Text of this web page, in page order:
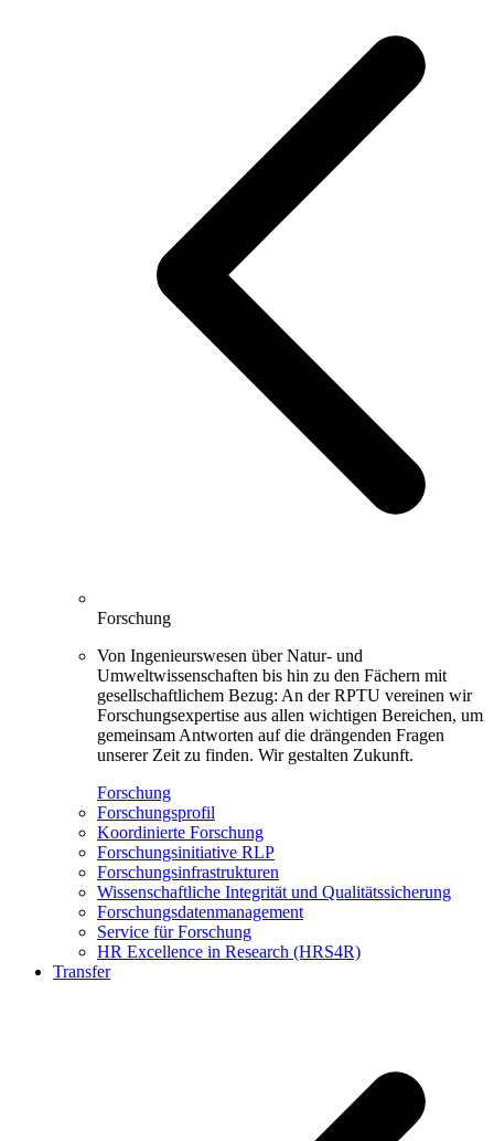
Forschung
Von Ingenieurswesen über Natur- und
Umweltwissenschaften bis hin zu den Fächern mit
gesellschaftlichem Bezug: An der RPTU vereinen wir
Forschungsexpertise aus allen wichtigen Bereichen, um
gemeinsam Antworten auf die drängenden Fragen
unserer Zeit zu finden. Wir gestalten Zukunft.
Forschung
Forschungsprofil
Koordinierte Forschung
Forschungsinitiative RLP
Forschungsinfrastrukturen
Wissenschaftliche Integrität und Qualitätssicherung
Forschungsdatenmanagement
Service für Forschung
HR Excellence in Research (HRS4R)
Transfer